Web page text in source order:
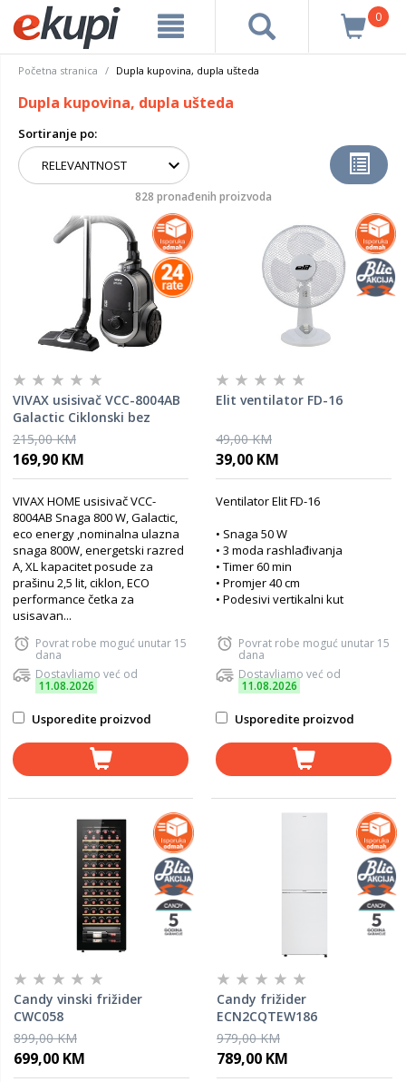
0
Početna stranica Dupla kupovina, dupla ušteda
Dupla kupovina, dupla ušteda
Sortiranje po:
828 pronađenih proizvoda
VIVAX usisivač VCC-8004AB
Galactic Ciklonski bez
vrećice; 800 W; HEPA filter
215,00 KM
169,90 KM
VIVAX HOME usisivač VCC-
8004AB Snaga 800 W, Galactic,
eco energy ,nominalna ulazna
snaga 800W, energetski razred
A, XL kapacitet posude za
prašinu 2,5 lit, ciklon, ECO
performance četka za
usisavan...
Povrat robe moguć unutar 15
dana
Dostavljamo već od
11.08.2026
Usporedite proizvod
Elit ventilator FD-16
49,00 KM
39,00 KM
Ventilator Elit FD-16
• Snaga 50 W
• 3 moda rashlađivanja
• Timer 60 min
• Promjer 40 cm
• Podesivi vertikalni kut
Povrat robe moguć unutar 15
dana
Dostavljamo već od
11.08.2026
Usporedite proizvod
Candy vinski frižider
CWC058
899,00 KM
699,00 KM
Candy frižider
ECN2CQTEW186
979,00 KM
789,00 KM